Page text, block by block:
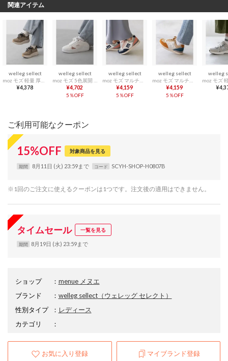
関連アイテム
welleg sellect
¥4,378
welleg sellect
¥4,702
5％OFF
welleg sellect
¥4,159
5％OFF
welleg sellect
¥4,159
5％OFF
welleg
ご利用可能なクーポン
15%OFF 対象商品を見る
期間 8月11日 (火) 23:59まで コード SCYH-SHOP-H0807B
※1回のご注文に使えるクーポンは1つです。注文後の適用はできません。
タイムセール 一覧を見る
期間 8月19日 (水) 23:59まで
ショップ ： menue メヌエ
ブランド
： welleg sellect（ウェレッグ セレクト）
性別タイプ
： レディース
カテゴリ
：
お気に入り登録 マイブランド登録